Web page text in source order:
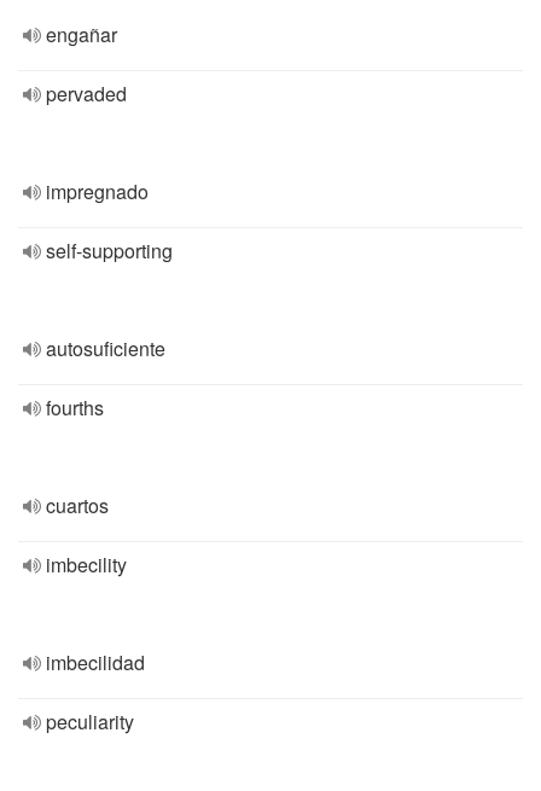
engañar
pervaded
impregnado
self-supporting
autosuficiente
fourths
cuartos
imbecility
imbecilidad
peculiarity